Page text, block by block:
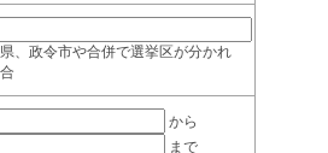
、政令市や合併で選挙区が分かれ
から
まで